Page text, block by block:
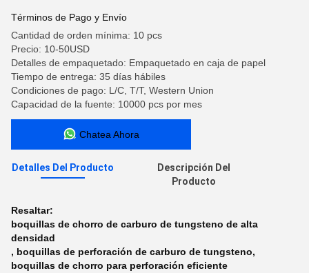
Términos de Pago y Envío
Cantidad de orden mínima: 10 pcs
Precio: 10-50USD
Detalles de empaquetado: Empaquetado en caja de papel
Tiempo de entrega: 35 días hábiles
Condiciones de pago: L/C, T/T, Western Union
Capacidad de la fuente: 10000 pcs por mes
Chatea Ahora
Detalles Del Producto
Descripción Del
Producto
Resaltar:
boquillas de chorro de carburo de tungsteno de alta
densidad
, boquillas de perforación de carburo de tungsteno,
boquillas de chorro para perforación eficiente